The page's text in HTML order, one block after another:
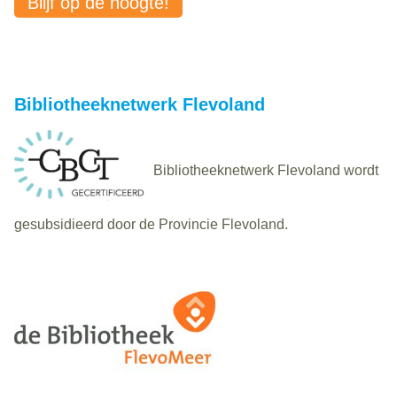
Bibliotheeknetwerk Flevoland
Bibliotheeknetwerk Flevoland wordt
gesubsidieerd door de Provincie Flevoland.